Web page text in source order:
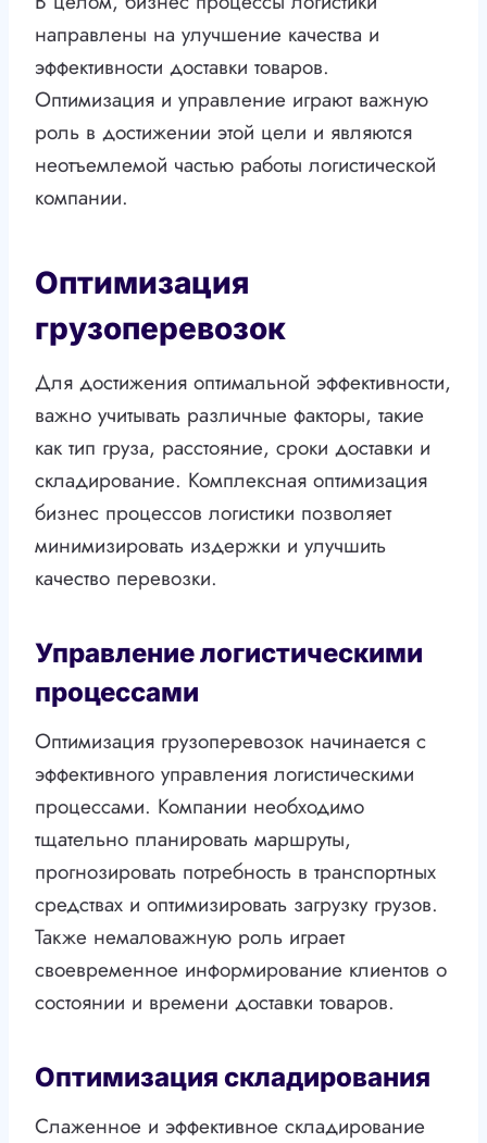
направлены на улучшение качества и
эффективности доставки товаров.
Оптимизация и управление играют важную
роль в достижении этой цели и являются
неотъемлемой частью работы логистической
компании.
Оптимизация
грузоперевозок
Для достижения оптимальной эффективности,
важно учитывать различные факторы, такие
как тип груза, расстояние, сроки доставки и
складирование. Комплексная оптимизация
бизнес процессов логистики позволяет
минимизировать издержки и улучшить
качество перевозки.
Управление логистическими
процессами
Оптимизация грузоперевозок начинается с
эффективного управления логистическими
процессами. Компании необходимо
тщательно планировать маршруты,
прогнозировать потребность в транспортных
средствах и оптимизировать загрузку грузов.
Также немаловажную роль играет
своевременное информирование клиентов о
состоянии и времени доставки товаров.
Оптимизация складирования
Слаженное и эффективное складирование